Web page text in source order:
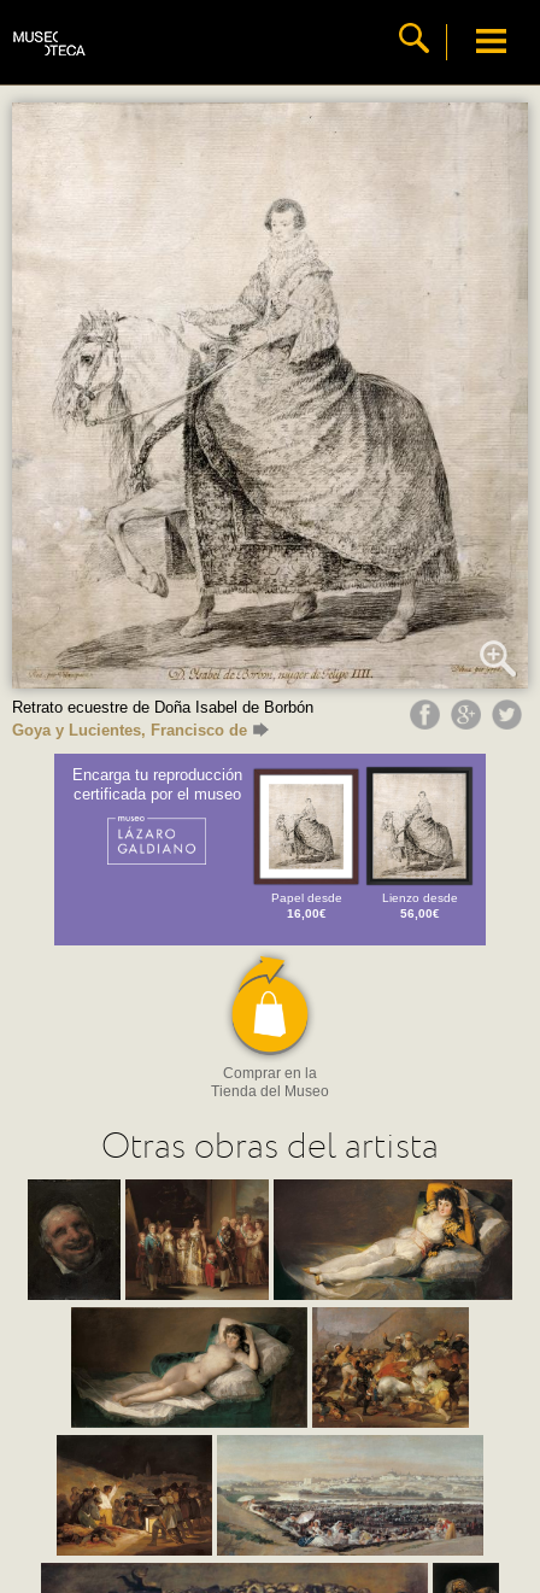
Retrato ecuestre de Doña Isabel de Borbón
Goya y Lucientes, Francisco de
Encarga tu reproducción
certificada por el museo
Papel desde
16,00€
Lienzo desde
56,00€
Comprar en la
Tienda del Museo
Otras obras del artista